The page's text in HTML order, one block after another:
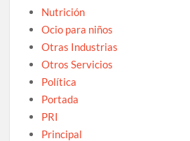
Nutrición
Ocio para niños
Otras Industrias
Otros Servicios
Política
Portada
PRI
Principal